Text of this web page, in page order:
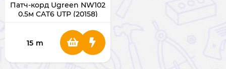
Патч-корд Ugreen NW102
0.5м CAT6 UTP (20158)
15 m